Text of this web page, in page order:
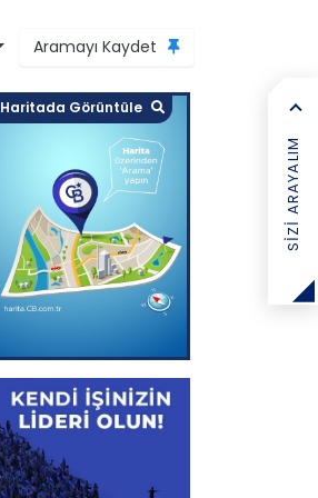
Aramayı Kaydet
Haritada Görüntüle
SIZI ARAYALIM